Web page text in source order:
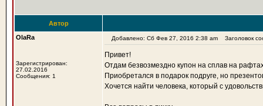
Автор
OlaRa
Зарегистрирован:
27.02.2016
Сообщения: 1
Добавлено: Сб Фев 27, 2016 2:38 am Заголовок
Привет!
Отдам безвозмездно купон на сплав на
Приобретался в подарок подруге, но
Хочется найти человека, который с